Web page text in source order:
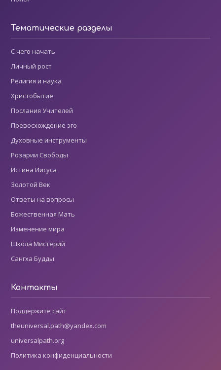
Тематические разделы
С чего начать
Личный рост
Религия и наука
Христобытие
Послания Учителей
Превосхождение эго
Духовные инструменты
Розарии Свободы
Истина Иисуса
Золотой Век
Ответы на вопросы
Божественная Мать
Изменение мира
Школа Мистерий
Сангха Будды
Контакты
Поддержите сайт
theuniversal.path@yandex.com
universalpath.org
Политика конфиденциальности